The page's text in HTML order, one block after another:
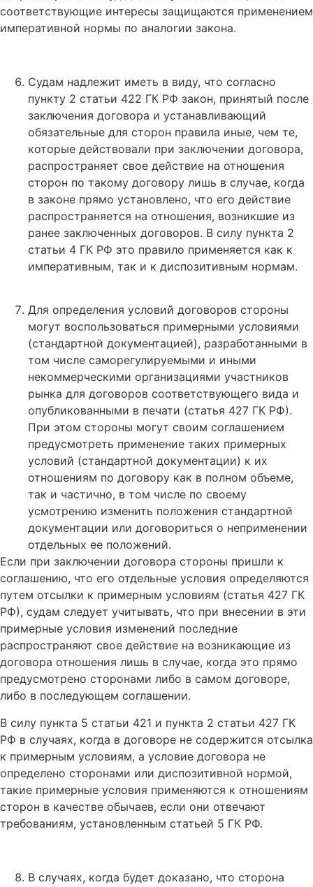
соответствующие интересы защищаются применением
императивной нормы по аналогии закона.
Судам надлежит иметь в виду, что согласно
пункту 2 статьи 422 ГК РФ закон, принятый после
заключения договора и устанавливающий
обязательные для сторон правила иные, чем те,
которые действовали при заключении договора,
распространяет свое действие на отношения
сторон по такому договору лишь в случае, когда
в законе прямо установлено, что его действие
распространяется на отношения, возникшие из
ранее заключенных договоров. В силу пункта 2
статьи 4 ГК РФ это правило применяется как к
императивным, так и к диспозитивным нормам.
Для определения условий договоров стороны
могут воспользоваться примерными условиями
(стандартной документацией), разработанными в
том числе саморегулируемыми и иными
некоммерческими организациями участников
рынка для договоров соответствующего вида и
опубликованными в печати (статья 427 ГК РФ).
При этом стороны могут своим соглашением
предусмотреть применение таких примерных
условий (стандартной документации) к их
отношениям по договору как в полном объеме,
так и частично, в том числе по своему
усмотрению изменить положения стандартной
документации или договориться о неприменении
отдельных ее положений.
Если при заключении договора стороны пришли к
соглашению, что его отдельные условия определяются
путем отсылки к примерным условиям (статья 427 ГК
РФ), судам следует учитывать, что при внесении в эти
примерные условия изменений последние
распространяют свое действие на возникающие из
договора отношения лишь в случае, когда это прямо
предусмотрено сторонами либо в самом договоре,
либо в последующем соглашении.
В силу пункта 5 статьи 421 и пункта 2 статьи 427 ГК
РФ в случаях, когда в договоре не содержится отсылка
к примерным условиям, а условие договора не
определено сторонами или диспозитивной нормой,
такие примерные условия применяются к отношениям
сторон в качестве обычаев, если они отвечают
требованиям, установленным статьей 5 ГК РФ.
В случаях, когда будет доказано, что сторона